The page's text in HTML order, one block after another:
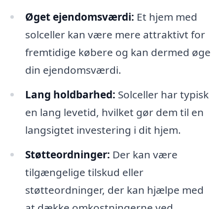
Øget ejendomsværdi: Et hjem med
solceller kan være mere attraktivt for
fremtidige købere og kan dermed øge
din ejendomsværdi.
Lang holdbarhed: Solceller har typisk
en lang levetid, hvilket gør dem til en
langsigtet investering i dit hjem.
Støtteordninger: Der kan være
tilgængelige tilskud eller
støtteordninger, der kan hjælpe med